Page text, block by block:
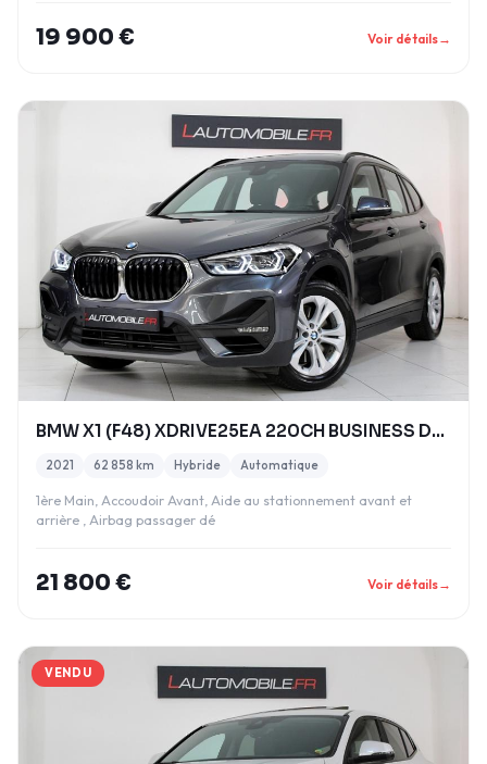
19 900 € Voir détails→
BMW X1 (F48) XDRIVE25EA 220CH BUSINESS DESIGN
2021 62 858 km Hybride Automatique
1ère Main, Accoudoir Avant, Aide au stationnement avant et
arrière , Airbag passager dé
21 800 € Voir détails→
VENDU